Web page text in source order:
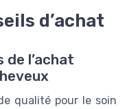
d’achat
l’achat
qualité pour le soin